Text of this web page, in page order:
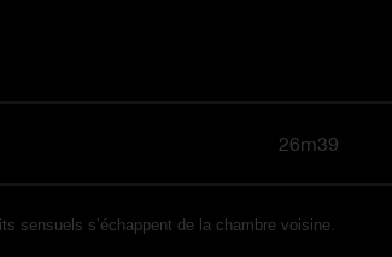
26m39
sensuels s’échappent de la chambre voisine.